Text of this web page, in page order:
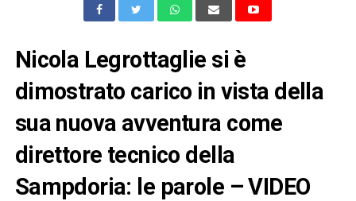
Nicola Legrottaglie si è
dimostrato carico in vista della
sua nuova avventura come
direttore tecnico della
Sampdoria: le parole – VIDEO